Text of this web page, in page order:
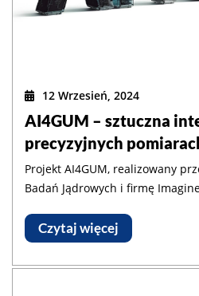
12 Wrzesień, 2024
AI4GUM – sztuczna
precyzyjnych
Projekt AI4GUM, realizowany
Badań Jądrowych i firmę
zwiększenia precyzji
objętości przy użyciu
komputerowej. Rozwijany
Czytaj więcej